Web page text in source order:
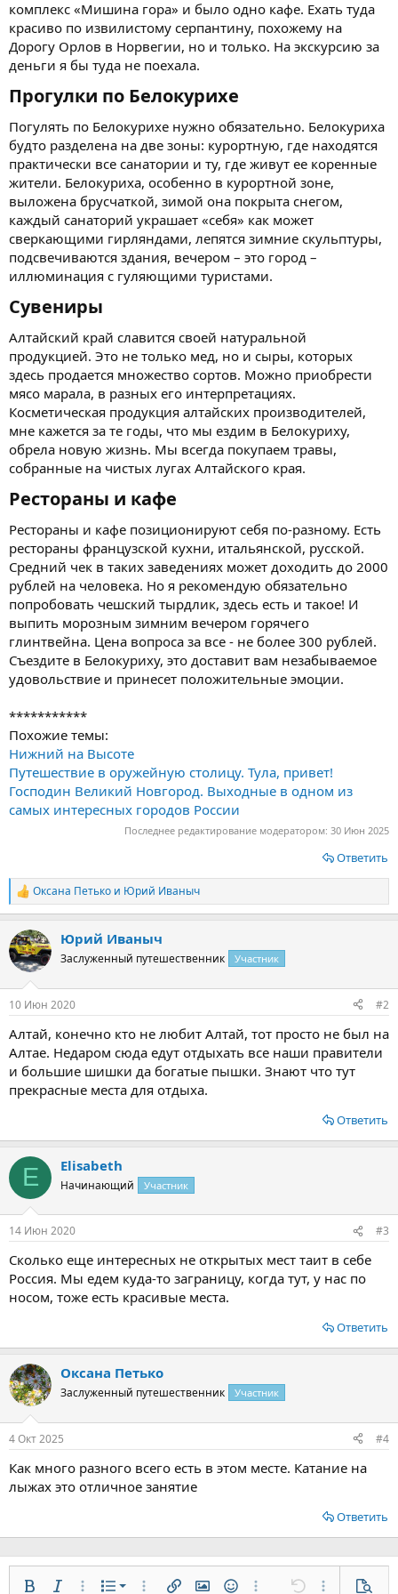
комплекс «Мишина гора» и было одно кафе. Ехать туда
красиво по извилистому серпантину, похожему на
Дорогу Орлов в Норвегии, но и только. На экскурсию за
деньги я бы туда не поехала.
Прогулки по Белокурихе​
Погулять по Белокурихе нужно обязательно. Белокуриха
будто разделена на две зоны: курортную, где находятся
практически все санатории и ту, где живут ее коренные
жители. Белокуриха, особенно в курортной зоне,
выложена брусчаткой, зимой она покрыта снегом,
каждый санаторий украшает «себя» как может
сверкающими гирляндами, лепятся зимние скульптуры,
подсвечиваются здания, вечером – это город –
иллюминация с гуляющими туристами.
Сувениры​
Алтайский край славится своей натуральной
продукцией. Это не только мед, но и сыры, которых
здесь продается множество сортов. Можно приобрести
мясо марала, в разных его интерпретациях.
Косметическая продукция алтайских производителей,
мне кажется за те годы, что мы ездим в Белокуриху,
обрела новую жизнь. Мы всегда покупаем травы,
собранные на чистых лугах Алтайского края.
Рестораны и кафе​
Рестораны и кафе позиционируют себя по-разному. Есть
рестораны французской кухни, итальянской, русской.
Средний чек в таких заведениях может доходить до 2000
рублей на человека. Но я рекомендую обязательно
попробовать чешский тырдлик, здесь есть и такое! И
выпить морозным зимним вечером горячего
глинтвейна. Цена вопроса за все - не более 300 рублей.
Съездите в Белокуриху, это доставит вам незабываемое
удовольствие и принесет положительные эмоции.
***********
Похожие темы:
Нижний на Высоте
Путешествие в оружейную столицу. Тула, привет!
Господин Великий Новгород. Выходные в одном из
самых интересных городов России
Последнее редактирование модератором: 30 Июн 2025
Ответить
Р
е
к
ц
и
Оксана Петько и Юрий Иваныч
Юрий Иваныч
Заслуженный путешественник Участник
10 Июн 2020 #2
Алтай, конечно кто не любит Алтай, тот просто не был на
Алтае. Недаром сюда едут отдыхать все наши правители
и большие шишки да богатые пышки. Знают что тут
прекрасные места для отдыха.
Ответить
E Elisabeth
Начинающий Участник
14 Июн 2020 #3
Сколько еще интересных не открытых мест таит в себе
Россия. Мы едем куда-то заграницу, когда тут, у нас по
носом, тоже есть красивые места.
Ответить
Оксана Петько
Заслуженный путешественник Участник
4 Окт 2025 #4
Как много разного всего есть в этом месте. Катание на
лыжах это отличное занятие
Ответить
Нумерованный список